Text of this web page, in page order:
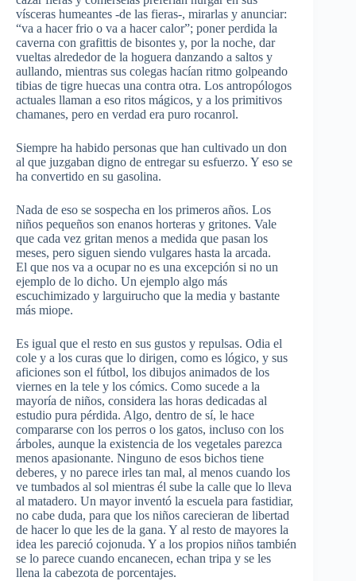
vísceras humeantes -de las fieras-, mirarlas y anunciar:
“va a hacer frio o va a hacer calor”; poner perdida la
caverna con grafittis de bisontes y, por la noche, dar
vueltas alrededor de la hoguera danzando a saltos y
aullando, mientras sus colegas hacían ritmo golpeando
tibias de tigre huecas una contra otra. Los antropólogos
actuales llaman a eso ritos mágicos, y a los primitivos
chamanes, pero en verdad era puro rocanrol.
Siempre ha habido personas que han cultivado un don
al que juzgaban digno de entregar su esfuerzo. Y eso se
ha convertido en su gasolina.
Nada de eso se sospecha en los primeros años. Los
niños pequeños son enanos horteras y gritones. Vale
que cada vez gritan menos a medida que pasan los
meses, pero siguen siendo vulgares hasta la arcada.
El que nos va a ocupar no es una excepción si no un
ejemplo de lo dicho. Un ejemplo algo más
escuchimizado y larguirucho que la media y bastante
más miope.
Es igual que el resto en sus gustos y repulsas. Odia el
cole y a los curas que lo dirigen, como es lógico, y sus
aficiones son el fútbol, los dibujos animados de los
viernes en la tele y los cómics. Como sucede a la
mayoría de niños, considera las horas dedicadas al
estudio pura pérdida. Algo, dentro de sí, le hace
compararse con los perros o los gatos, incluso con los
árboles, aunque la existencia de los vegetales parezca
menos apasionante. Ninguno de esos bichos tiene
deberes, y no parece irles tan mal, al menos cuando los
ve tumbados al sol mientras él sube la calle que lo lleva
al matadero. Un mayor inventó la escuela para fastidiar,
no cabe duda, para que los niños carecieran de libertad
de hacer lo que les de la gana. Y al resto de mayores la
idea les pareció cojonuda. Y a los propios niños también
se lo parece cuando encanecen, echan tripa y se les
llena la cabezota de porcentajes.